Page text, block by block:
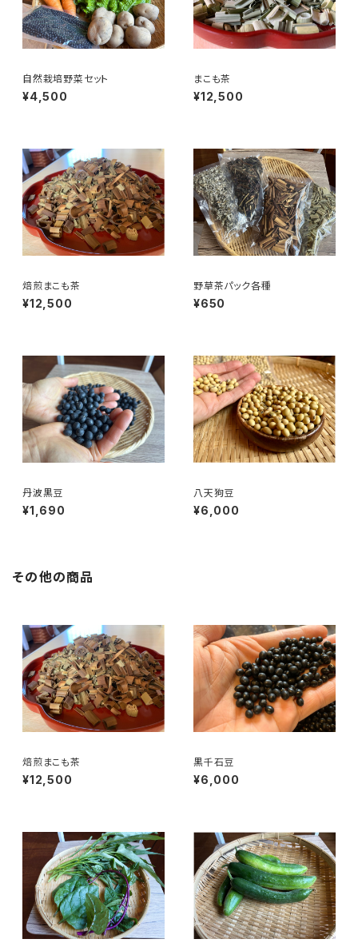
自然栽培野菜セット
¥4,500
まこも茶
¥12,500
焙煎まこも茶
¥12,500
野草茶パック各種
¥650
丹波黒豆
¥1,690
八天狗豆
¥6,000
その他の商品
焙煎まこも茶
¥12,500
黒千石豆
¥6,000